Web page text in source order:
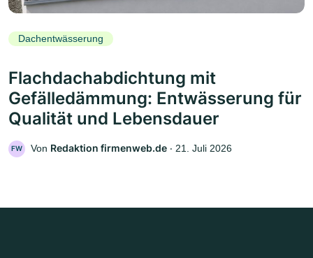
Dachentwässerung
Flachdachabdichtung mit
Gefälledämmung: Entwässerung für
Qualität und Lebensdauer
FW Von Redaktion firmenweb.de ‧ 21. Juli 2026